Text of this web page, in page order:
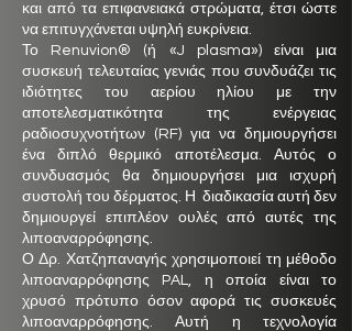
και από τα επιφανειακά στρώματα, έτσι ώστε
να επιτυγχάνεται υψηλή ευκρίνεια.
Το Renuvion® (ή «J plasma») είναι μια
συσκευή τελευταίας γενιάς που συνδυάζει τις
ιδιότητες του αερίου ηλίου με την
αποτελεσματικότητα της ενέργειας
ραδιοσυχνοτήτων (RF) για να δημιουργήσει
ένα διπλό θερμικό αποτέλεσμα. Αυτός ο
συνδυασμός θα δημιουργήσει μια ισχυρή
συστολή του δέρματος. Η διαδικασία αυτή δεν
δημιουργεί επιπλέον ουλές από αυτές της
λιποαναρρόφησης.
Ο Δρ. Χατζηπαναγής χρησιμοποιεί τη μέθοδο
λιποαναρρόφησης PAL, η οποία είναι το
χρυσό πρότυπο όσον αφορά τις συσκευές
λιποαναρρόφησης. Αυτή η τεχνολογία